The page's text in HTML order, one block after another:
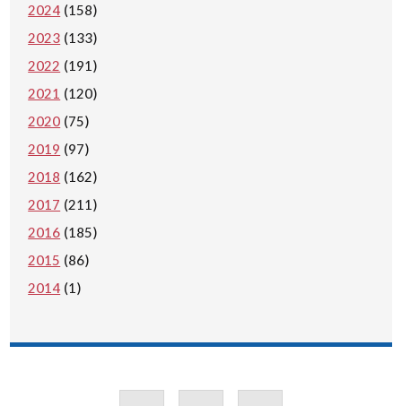
2024 (158)
2023 (133)
2022 (191)
2021 (120)
2020 (75)
2019 (97)
2018 (162)
2017 (211)
2016 (185)
2015 (86)
2014 (1)